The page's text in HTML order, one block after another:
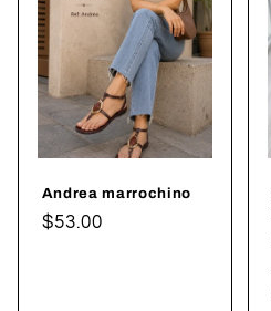
Andrea marrochino
Precio
$53.00